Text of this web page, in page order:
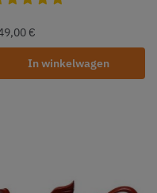
€
In winkelwagen